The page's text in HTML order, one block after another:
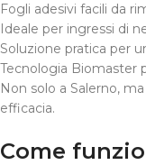
Fogli adesivi facili da
Ideale per ingressi di
Soluzione pratica per
Tecnologia Biomaster
Non solo a Salerno,
efficacia.
Come